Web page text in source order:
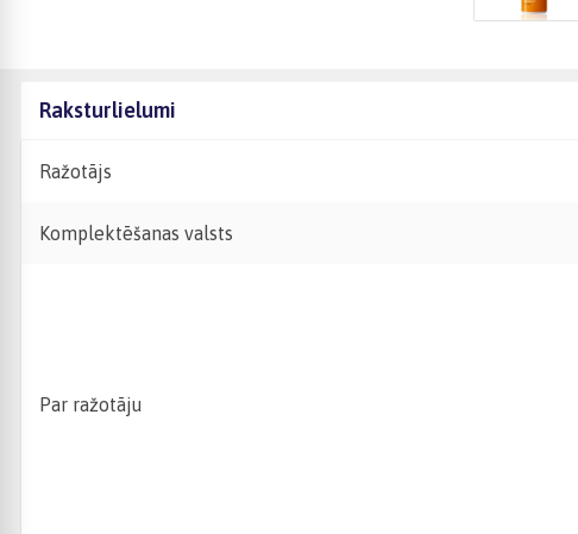
Raksturlielumi
Ražotājs
Komplektēšanas valsts
Par ražotāju